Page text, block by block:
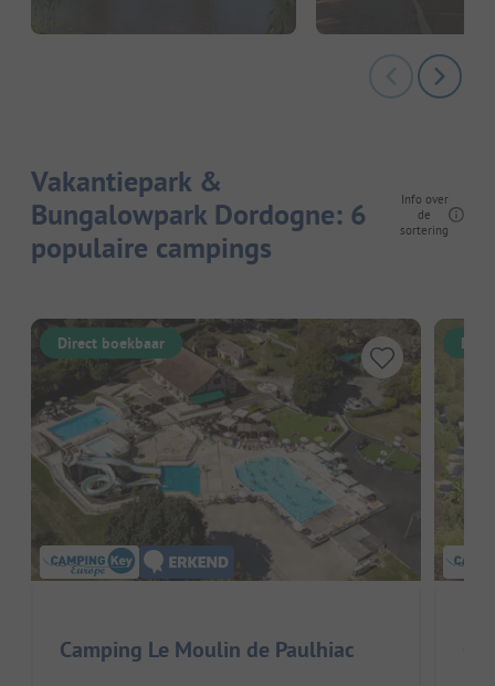
Vakantiepark &
Bungalowpark Dordogne: 6
populaire campings
Info over
de
sortering
Direct boekbaar
Camping Le Moulin de Paulhiac